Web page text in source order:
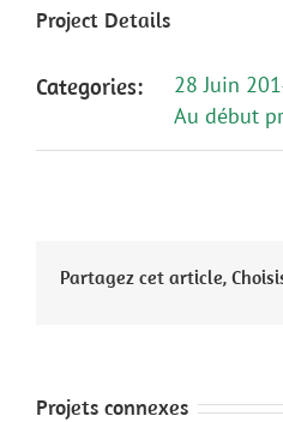
Project Details
Categories:
28 Juin
Au début
Partagez cet article,
Projets connexes